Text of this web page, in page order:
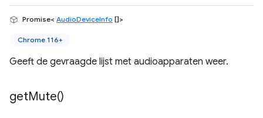
Promise< AudioDeviceInfo []>
Chrome 116+
Geeft de gevraagde lijst met audioapparaten weer.
getMute()